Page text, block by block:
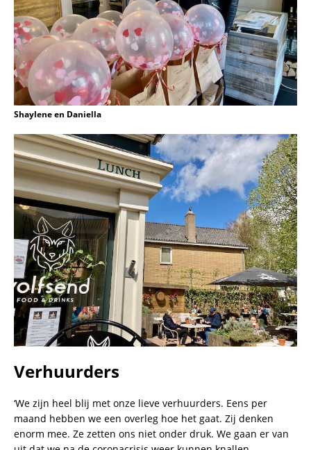
Shaylene en Daniella
Verhuurders
‘We zijn heel blij met onze lieve verhuurders. Eens per
maand hebben we een overleg hoe het gaat. Zij denken
enorm mee. Ze zetten ons niet onder druk. We gaan er van